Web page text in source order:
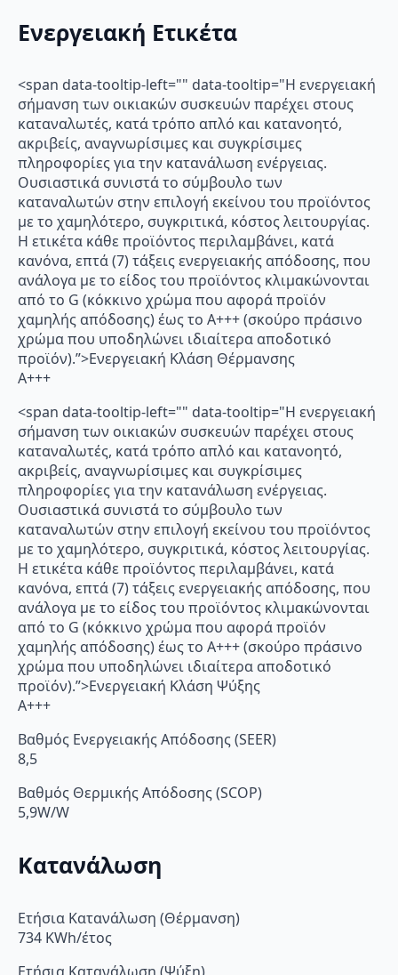
Ενεργειακή Ετικέτα
<span data-tooltip-left="" data-tooltip="Η ενεργειακή
σήμανση των οικιακών συσκευών παρέχει στους
καταναλωτές, κατά τρόπο απλό και κατανοητό,
ακριβείς, αναγνωρίσιμες και συγκρίσιμες
πληροφορίες για την κατανάλωση ενέργειας.
Ουσιαστικά συνιστά το σύμβουλο των
καταναλωτών στην επιλογή εκείνου του προϊόντος
με το χαμηλότερο, συγκριτικά, κόστος λειτουργίας.
Η ετικέτα κάθε προϊόντος περιλαμβάνει, κατά
κανόνα, επτά (7) τάξεις ενεργειακής απόδοσης, που
ανάλογα με το είδος του προϊόντος κλιμακώνονται
από το G (κόκκινο χρώμα που αφορά προϊόν
χαμηλής απόδοσης) έως το Α+++ (σκούρο πράσινο
χρώμα που υποδηλώνει ιδιαίτερα αποδοτικό
προϊόν).”>Ενεργειακή Κλάση Θέρμανσης
A+++
<span data-tooltip-left="" data-tooltip="Η ενεργειακή
σήμανση των οικιακών συσκευών παρέχει στους
καταναλωτές, κατά τρόπο απλό και κατανοητό,
ακριβείς, αναγνωρίσιμες και συγκρίσιμες
πληροφορίες για την κατανάλωση ενέργειας.
Ουσιαστικά συνιστά το σύμβουλο των
καταναλωτών στην επιλογή εκείνου του προϊόντος
με το χαμηλότερο, συγκριτικά, κόστος λειτουργίας.
Η ετικέτα κάθε προϊόντος περιλαμβάνει, κατά
κανόνα, επτά (7) τάξεις ενεργειακής απόδοσης, που
ανάλογα με το είδος του προϊόντος κλιμακώνονται
από το G (κόκκινο χρώμα που αφορά προϊόν
χαμηλής απόδοσης) έως το Α+++ (σκούρο πράσινο
χρώμα που υποδηλώνει ιδιαίτερα αποδοτικό
προϊόν).”>Ενεργειακή Κλάση Ψύξης
A+++
Βαθμός Ενεργειακής Απόδοσης (SEER)
8,5
Βαθμός Θερμικής Απόδοσης (SCOP)
5,9W/W
Κατανάλωση
Ετήσια Κατανάλωση (Θέρμανση)
734 KWh/έτος